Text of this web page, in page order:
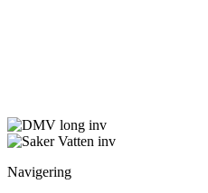
Navigering